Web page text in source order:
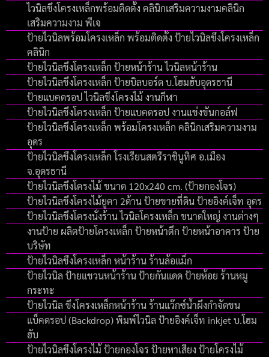
ไวนิลขึงโครงเหล็กพร้อมติดตั้ง คลินิกเสริมความงามคลินิก
เสริมความงาม พีเจ
ป้ายไวนิลพร้อมโครงเหล็ก พร้อมติดตั้ง ป้ายไวนิลขึงโครงเหล็ก
คลินิก
ป้ายไวนิลขึงโครงเหล็ก ป้ายหน้าร้าน ไวนิลหน้าร้าน
ป้ายไวนิลขึงโครงเหล็ก ป้ายบิลบอร์ด บ.โฮมฮับอุดรธานี
ป้ายแบคดรอป ไวนิลขึงโครงไม้ งานกีฬา
ป้ายไวนิลขึงโครงเหล็ก ป้ายแบคดรอป งานแข่งขันกอล์ฟ
ป้ายไวนิลขึงโครงเหล็ก พร้อมโครงเหล็ก คลินิกเสริมความงาม
อุดร
ป้ายไวนิลขึงโครงเหล็ก โรงเรียนสตรีราชินูทิศ อ.เมือง
จ.อุดรธานี
ป้ายไวนิลขึงโครงไม้ ขนาด 120x240 cm. (ป้ายกองโจร)
ป้ายไวนิลขึงโครงไม้ยูคา 2ด้าน ป้ายขายที่ดิน ป้ายอิงค์เจ็ท อุดร
ป้ายไวนิลขึงโครงนั่งร้าน ไวนิลโครงเหล็ก ขนาดใหญ่ งานต่างๆ
งานป้าย ผลิตป้ายโครงเหล็ก ป้ายหน้าตึก ป้ายหน้าอาคาร ป้าย
บริษัท
ป้ายไวนิลขึงโครงเหล็ก หน้าร้าน ร้านล้อแม็ก
ป้ายไวนิล ป้ายแขวนหน้าร้าน ป้ายกันแดด ป้ายห้อย ร้านหมู
กระทะ
ป้ายไวนิล ขึงโครงเหล็กหน้าร้าน ร้านแว๊กซ์น้ำผึงกำจัดขน
แบ็คดรอป (Backdrop) พิมพ์ไวนิล ป้ายอิงค์เจ็ท inkjet บ.โฮม
ฮับ
ป้ายไวนิลขึงโครงไม้ ป้ายกองโจร ป้ายหาเสียง ป้ายโครงไม้